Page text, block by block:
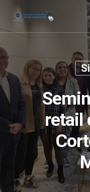
main
content
retail